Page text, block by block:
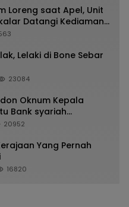
Loreng saat Apel, Unit
Datangi Kediaman
Lelaki di Bone Sebar
23084
Oknum Kepala
Bank syariah
Basri di Banjarmasin
Bilyet Giro Tidak
: Bertemu Tanggal 11
20952
Yang Pernah
16820